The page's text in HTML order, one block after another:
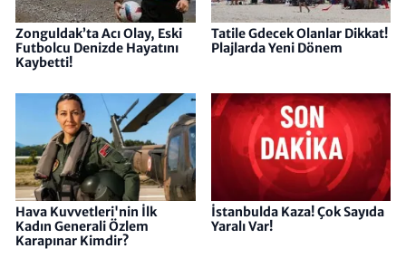
Zonguldak’ta Acı Olay, Eski
Futbolcu Denizde Hayatını
Kaybetti!
Tatile Gdecek Olanlar Dikkat!
Plajlarda Yeni Dönem
Hava Kuvvetleri'nin İlk
Kadın Generali Özlem
Karapınar Kimdir?
İstanbulda Kaza! Çok Sayıda
Yaralı Var!